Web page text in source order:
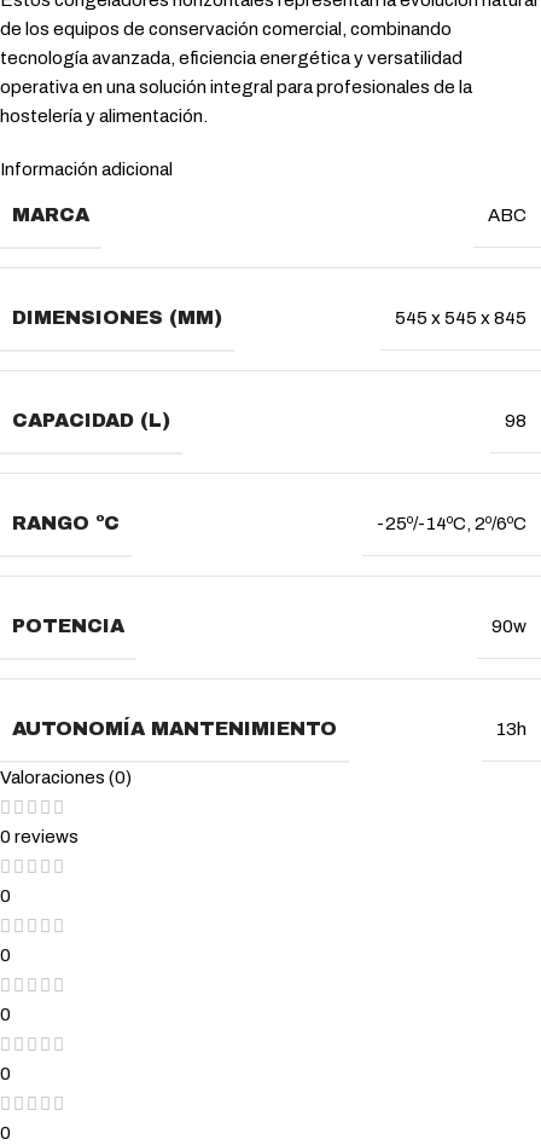
de los equipos de conservación comercial, combinando
tecnología avanzada, eficiencia energética y versatilidad
operativa en una solución integral para profesionales de la
hostelería y alimentación.
Información adicional
MARCA ABC
DIMENSIONES (MM) 545 x 545 x 845
CAPACIDAD (L) 98
RANGO ºC -25º/-14ºC, 2º/6ºC
POTENCIA 90w
AUTONOMÍA MANTENIMIENTO 13h
Valoraciones (0)
0 reviews
0
0
0
0
0